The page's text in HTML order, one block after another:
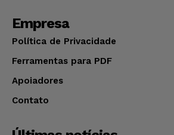
Empresa
Política de Privacidade
Ferramentas para PDF
Apoiadores
Contato